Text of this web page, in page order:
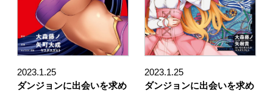
2023.1.25
ダンジョンに出会いを求め
2023.1.25
ダンジョンに出会いを求め